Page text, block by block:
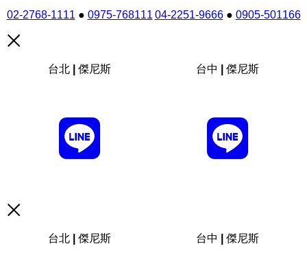
02-2768-1111 ● 0975-768111 04-2251-9666● 0905-501166
台北 | 傑尼斯 台中 | 傑尼斯
台北 | 傑尼斯 台中 | 傑尼斯